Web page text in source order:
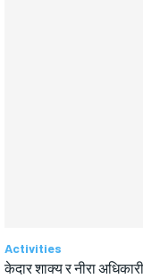
Activities
केदार शाक्य र नीरा